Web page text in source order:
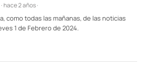
· hace 2 años ·
como todas las mañanas, de las noticias
1 de Febrero de 2024.